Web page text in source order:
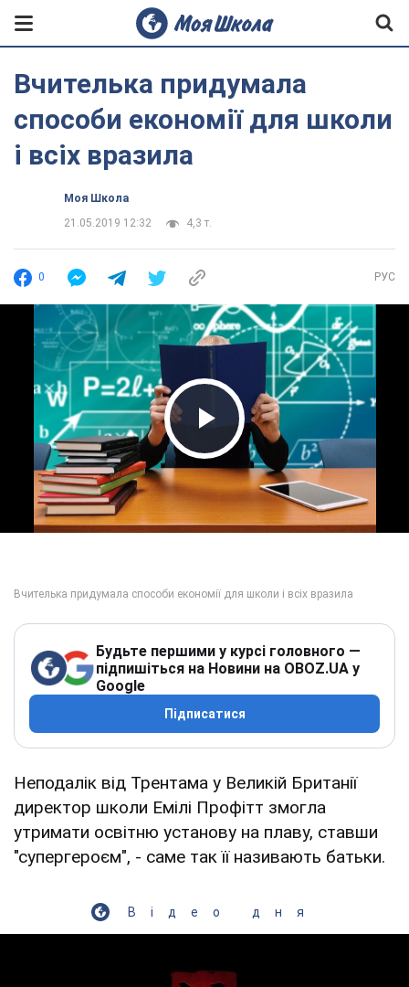
Вчителька придумала
способи економії для школи
і всіх вразила
Моя Школа
21.05.2019 12:32
4,3 т.
0 РУС
Play Video
Будьте першими у курсі головного —
підпишіться на Новини на OBOZ.UA у
Google
Підписатися
Неподалік від Трентама у Великій Британії
директор школи Емілі Профітт змогла
утримати освітню установу на плаву, ставши
"супергероєм", - саме так її називають батьки.
Відео дня